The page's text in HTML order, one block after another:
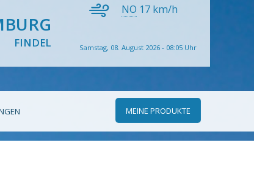
FINDEL
NO 17 km/h
Samstag, 08. August 2026 - 08:05 Uhr
MEINE PRODUKTE